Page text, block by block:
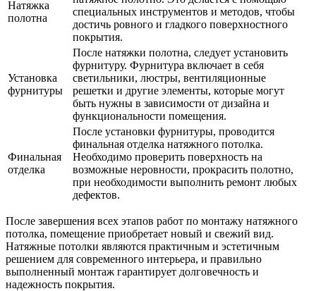
Натяжка
полотна
специальных инструментов и методов, чтобы
достичь ровного и гладкого поверхностного
покрытия.
Установка
фурнитуры
После натяжки полотна, следует установить
фурнитуру. Фурнитура включает в себя
светильники, люстры, вентиляционные
решетки и другие элементы, которые могут
быть нужны в зависимости от дизайна и
функциональности помещения.
Финальная
отделка
После установки фурнитуры, проводится
финальная отделка натяжного потолка.
Необходимо проверить поверхность на
возможные неровности, прокрасить полотно,
при необходимости выполнить ремонт любых
дефектов.
После завершения всех этапов работ по монтажу натяжного
потолка, помещение приобретает новый и свежий вид.
Натяжные потолки являются практичным и эстетичным
решением для современного интерьера, и правильно
выполненный монтаж гарантирует долговечность и
надежность покрытия.